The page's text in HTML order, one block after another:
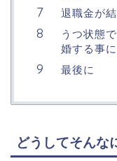
退職金が
うつ状態
婚する事
最後に
どうしてそんな